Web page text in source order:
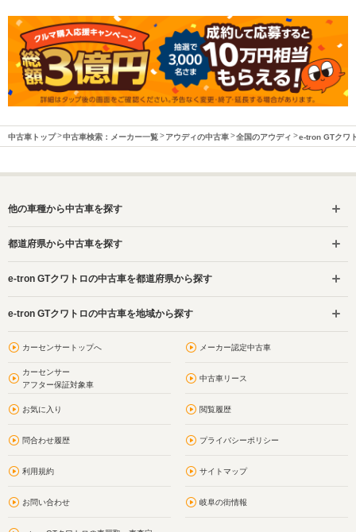
中古車トップ 中古車検索：メーカー一覧 アウディの中古車 全国のアウディ e-tron GTクワ
他の車種から中古車を探す
都道府県から中古車を探す
e-tron GTクワトロの中古車を都道府県から探す
e-tron GTクワトロの中古車を地域から探す
カーセンサートップへ メーカー認定中古車
カーセンサー
アフター保証対象車
中古車リース
お気に入り 閲覧履歴
問合わせ履歴 プライバシーポリシー
利用規約 サイトマップ
お問い合わせ 岐阜の街情報